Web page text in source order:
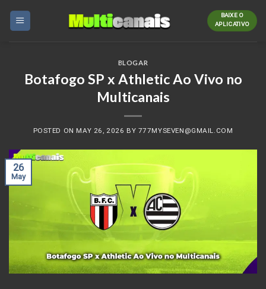
BAIXE O
APLICATIVO
BLOGAR
Botafogo SP x Athletic Ao Vivo no
Multicanais
POSTED ON MAY 26, 2026 BY 777MYSEVEN@GMAIL.COM
26
May